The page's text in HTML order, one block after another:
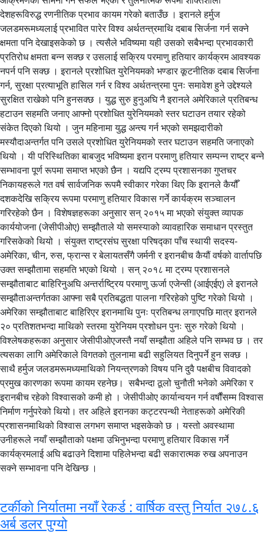
देशहरूविरुद्ध रणनीतिक प्रभाव कायम गरेको बताउँछ । इरानले हर्मुज
जलडमरूमध्यलाई प्रभावित पारेर विश्व अर्थतन्त्रमाथि दबाब सिर्जना गर्न सक्ने
क्षमता पनि देखाइसकेको छ । त्यसैले भविष्यमा यही उसको सबैभन्दा प्रभावकारी
प्रतिरोध क्षमता बन्न सक्छ र उसलाई सक्रिय परमाणु हतियार कार्यक्रम आवश्यक
नपर्न पनि सक्छ । इरानले प्रशोधित युरेनियमको भण्डार कूटनीतिक दबाब सिर्जना
गर्न, सुरक्षा प्रत्याभूति हासिल गर्न र विश्व अर्थतन्त्रमा पुनः समावेश हुने उद्देश्यले
सुरक्षित राखेको पनि हुनसक्छ । युद्ध सुरु हुनुअघि नै इरानले अमेरिकाले प्रतिबन्ध
हटाउन सहमति जनाए आफ्नो प्रशोधित युरेनियमको स्तर घटाउन तयार रहेको
संकेत दिएको थियो । जुन महिनामा युद्ध अन्त्य गर्न भएको समझदारीको
मस्यौदाअन्तर्गत पनि उसले प्रशोधित युरेनियमको स्तर घटाउन सहमति जनाएको
थियो । यी परिस्थितिका बाबजुद भविष्यमा इरान परमाणु हतियार सम्पन्न राष्ट्र बन्ने
सम्भावना पूर्ण रूपमा समाप्त भएको छैन । यद्यपि ट्रम्प प्रशासनका गुप्तचर
निकायहरूले गत वर्ष सार्वजनिक रूपमै स्वीकार गरेका थिए कि इरानले कैयौँ
दशकदेखि सक्रिय रूपमा परमाणु हतियार विकास गर्ने कार्यक्रम सञ्चालन
गरिरहेको छैन । विशेषज्ञहरूका अनुसार सन् २०१५ मा भएको संयुक्त व्यापक
कार्ययोजना (जेसीपीओए) सम्झौताले यो समस्याको व्यावहारिक समाधान प्रस्तुत
गरिसकेको थियो । संयुक्त राष्ट्रसंघ सुरक्षा परिषद्का पाँच स्थायी सदस्य-
अमेरिका, चीन, रुस, फ्रान्स र बेलायतसँगै जर्मनी र इरानबीच कैयौं वर्षको वार्तापछि
उक्त सम्झौतामा सहमति भएको थियो । सन् २०१८ मा ट्रम्प प्रशासनले
सम्झौताबाट बाहिरिनुअघि अन्तर्राष्ट्रिय परमाणु ऊर्जा एजेन्सी (आईएईए) ले इरानले
सम्झौताअन्तर्गतका आफ्ना सबै प्रतिबद्धता पालना गरिरहेको पुष्टि गरेको थियो ।
अमेरिका सम्झौताबाट बाहिरिएर इरानमाथि पुनः प्रतिबन्ध लगाएपछि मात्र इरानले
२० प्रतिशतभन्दा माथिको स्तरमा युरेनियम प्रशोधन पुनः सुरु गरेको थियो ।
विश्लेषकहरूका अनुसार जेसीपीओएजस्तै नयाँ सम्झौता अहिले पनि सम्भव छ । तर
त्यसका लागि अमेरिकाले विगतको तुलनामा बढी सहुलियत दिनुपर्ने हुन सक्छ ।
साथै हर्मुज जलडमरूमध्यमाथिको नियन्त्रणको विषय पनि दुवै पक्षबीच विवादको
प्रमुख कारणका रूपमा कायम रहनेछ। सबैभन्दा ठूलो चुनौती भनेको अमेरिका र
इरानबीच रहेको विश्वासको कमी हो । जेसीपीओए कार्यान्वयन गर्न वर्षौंसम्म विश्वास
निर्माण गर्नुपरेको थियो। तर अहिले इरानका कट्टरपन्थी नेताहरूको अमेरिकी
प्रशासनमाथिको विश्वास लगभग समाप्त भइसकेको छ । यस्तो अवस्थामा
उनीहरूले नयाँ सम्झौताको पक्षमा उभिनुभन्दा परमाणु हतियार विकास गर्ने
कार्यक्रमलाई अघि बढाउने दिशामा पहिलेभन्दा बढी सकारात्मक रुख अपनाउन
सक्ने सम्भावना पनि देखिन्छ ।
टर्कीको निर्यातमा नयाँ रेकर्ड : वार्षिक वस्तु निर्यात २७८.६
अर्ब डलर पुग्यो